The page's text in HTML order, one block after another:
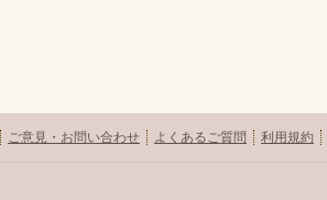
ご意見・お問い合わせ よくあるご質問 利用規約